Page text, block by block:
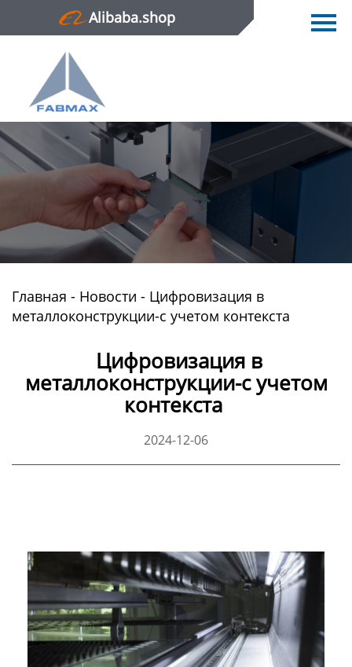
Alibaba.shop
Главная
Продукция
Новости
О нас
Контактная информация
Главная - Новости - Цифровизация в
металлоконструкции-с учетом контекста
Цифровизация в
металлоконструкции-с учетом
контекста
2024-12-06